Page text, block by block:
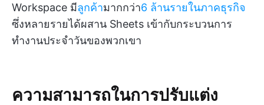
Workspace มีลูกค้ามากกว่า6 ล้านรายในภาคธุรกิจ
ซึ่งหลายรายได้ผสาน Sheets เข้ากับกระบวนการ
ทำงานประจำวันของพวกเขา
ความสามารถในการปรับแต่ง